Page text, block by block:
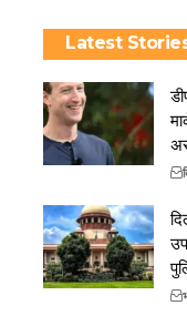
Latest